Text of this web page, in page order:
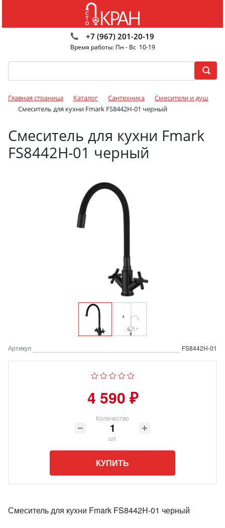
+7 (967) 201-20-19
Время работы: Пн - Вс 10-19
Главная страница Каталог Сантехника
Смесители и душ
Смеситель для кухни Fmark FS8442H-01 черный
Смеситель для кухни Fmark
FS8442H-01 черный
Артикул FS8442H-01
4 590 ₽
Количество
шт
КУПИТЬ
Смеситель для кухни Fmark FS8442H-01 черный